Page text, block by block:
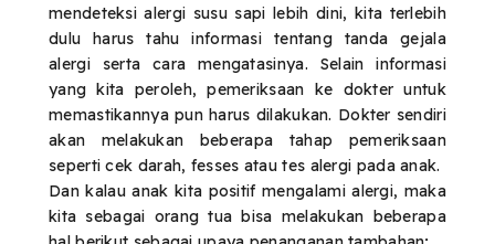
mendeteksi alergi susu sapi lebih dini, kita terlebih
dulu harus tahu informasi tentang tanda gejala
alergi serta cara mengatasinya. Selain informasi
yang kita peroleh,pemeriksaan ke dokter untuk
memastikannya pun harus dilakukan. Dokter sendiri
akan melakukan beberapa tahap pemeriksaan
seperti cek darah, fesses atau tes alergi pada anak.
Dan kalau anak kita positif mengalami alergi, maka
kita sebagai orang tua bisa melakukan beberapa